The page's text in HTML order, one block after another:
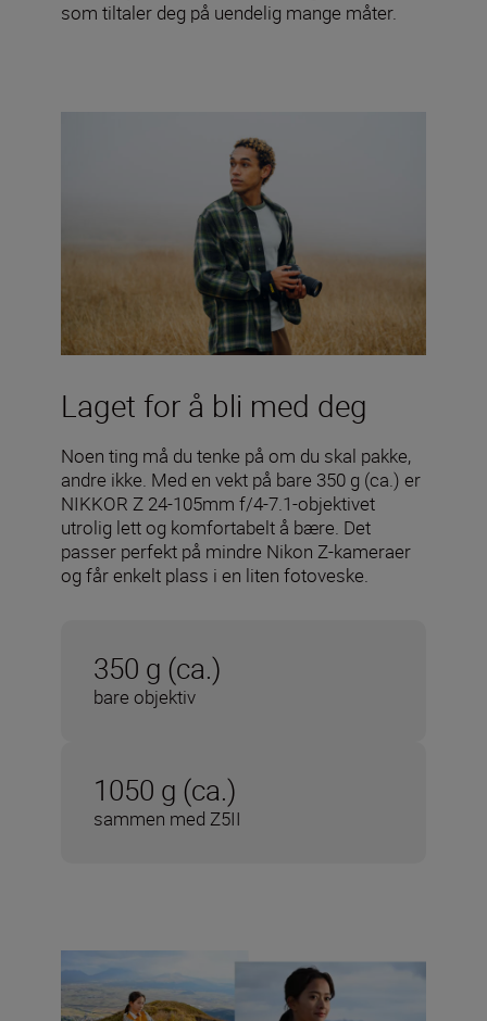
som tiltaler deg på uendelig mange måter.
Laget for å bli med deg
Noen ting må du tenke på om du skal pakke,
andre ikke. Med en vekt på bare 350 g (ca.) er
NIKKOR Z 24-105mm f/4-7.1-objektivet
utrolig lett og komfortabelt å bære. Det
passer perfekt på mindre Nikon Z-kameraer
og får enkelt plass i en liten fotoveske.
350 g (ca.)
bare objektiv
1050 g (ca.)
sammen med Z5II